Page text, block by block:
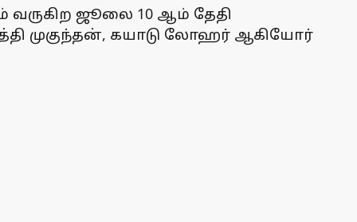
ஜூலை 10 ஆம் தேதி
முகுந்தன், கயாடு லோஹர் ஆகியோர்